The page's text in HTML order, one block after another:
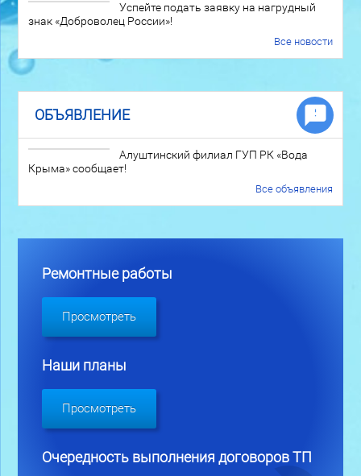
Успейте подать заявку на нагрудный
знак «Доброволец России»!
Все новости
ОБЪЯВЛЕНИЕ
Алуштинский филиал ГУП РК «Вода
Крыма» сообщает!
Все объявления
Ремонтные работы
Просмотреть
Наши планы
Просмотреть
Очередность выполнения договоров ТП